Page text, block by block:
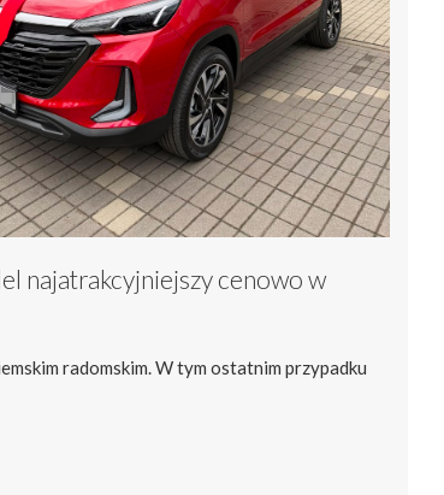
najatrakcyjniejszy cenowo w
radomskim. W tym ostatnim przypadku